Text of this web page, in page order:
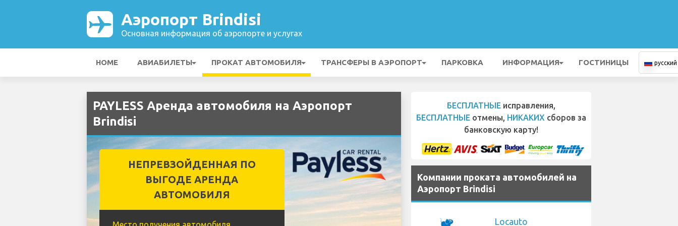
Аэропорт Brindisi
Основная информация об аэропорте и услугах
HOME АВИАБИЛЕТЫ ПРОКАТ АВТОМОБИЛЯ ТРАНСФЕРЫ В АЭРОПОРТ ПАРКОВКА ИНФОРМАЦИЯ ГОСТИНИЦЫ русский
PAYLESS Аренда автомобиля на Аэропорт
Brindisi
НЕПРЕВЗОЙДЕННАЯ ПО
ВЫГОДЕ АРЕНДА
АВТОМОБИЛЯ
БЕСПЛАТНЫЕ исправления,
БЕСПЛАТНЫЕ отмены, НИКАКИХ сборов за
банковскую карту!
Компании проката автомобилей на
Аэропорт Brindisi
Locauto